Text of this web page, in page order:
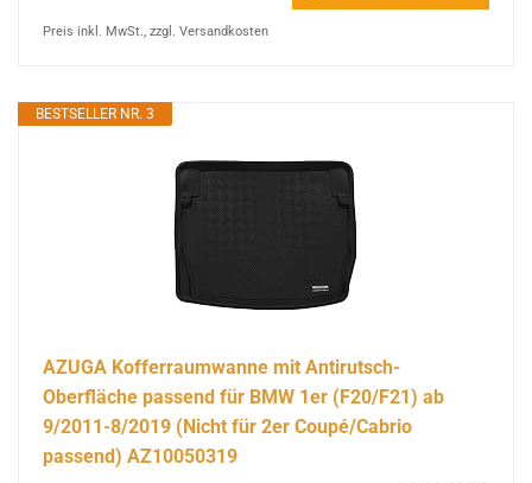
Preis inkl. MwSt., zzgl. Versandkosten
BESTSELLER NR. 3
AZUGA Kofferraumwanne mit Antirutsch-
Oberfläche passend für BMW 1er (F20/F21) ab
9/2011-8/2019 (Nicht für 2er Coupé/Cabrio
passend) AZ10050319